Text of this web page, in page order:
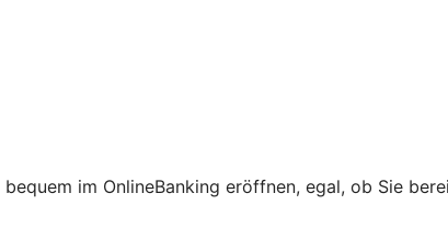
im OnlineBanking eröffnen, egal, ob Sie